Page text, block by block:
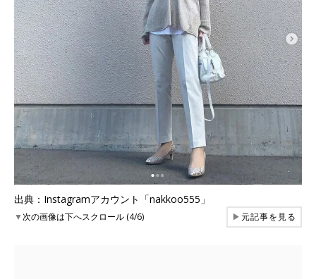
出典：Instagramアカウント「nakkoo555」
▼次の画像は下へスクロール (4/6) ▶元記事を見る